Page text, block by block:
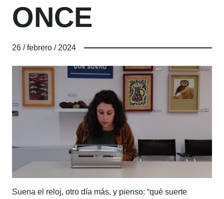
ONCE
26 / febrero / 2024
Suena el reloj, otro día más, y pienso: “qué suerte